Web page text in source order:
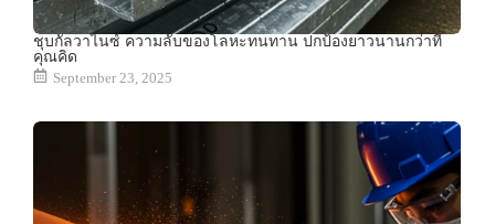
ชุบกัลวาไนซ์ ความลับของโลหะทนทาน ปกป้องยาวนานกว่าที่
คุณคิด
September 23, 2025